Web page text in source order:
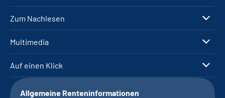
Zum Nachlesen
Multimedia
Auf einen Klick
Allgemeine Renteninformationen